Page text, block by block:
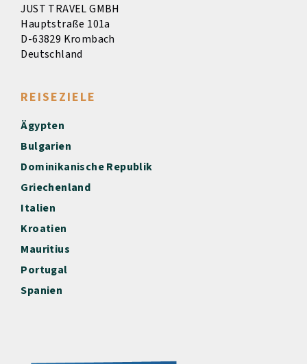
JUST TRAVEL GMBH
Hauptstraße 101a
D-63829 Krombach
Deutschland
REISEZIELE
Ägypten
Bulgarien
Dominikanische Republik
Griechenland
Italien
Kroatien
Mauritius
Portugal
Spanien